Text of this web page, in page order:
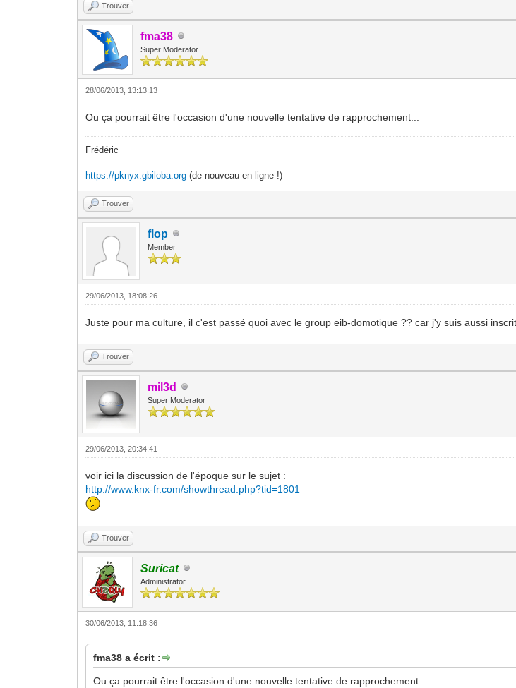
Trouver
fma38
Super Moderator
28/06/2013, 13:13:13
Ou ça pourrait être l'occasion d'une nouvelle tentative de rapprochement...
Frédéric
https://pknyx.gbiloba.org (de nouveau en ligne !)
Trouver
flop
Member
29/06/2013, 18:08:26
Juste pour ma culture, il c'est passé quoi avec le group eib-domotique ?? car j'y suis aussi
Trouver
mil3d
Super Moderator
29/06/2013, 20:34:41
voir ici la discussion de l'époque sur le sujet :
http://www.knx-fr.com/showthread.php?tid=1801
Trouver
Suricat
Administrator
30/06/2013, 11:18:36
fma38 a écrit :
Ou ça pourrait être l'occasion d'une nouvelle tentative de rapprochement...